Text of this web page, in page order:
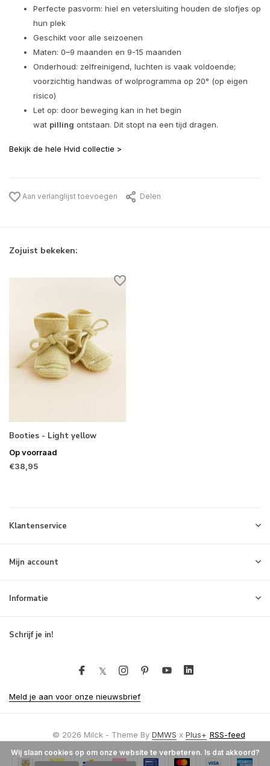
Perfecte pasvorm: hiel en vetersluiting houden de slofjes op
hun plek
Geschikt voor alle seizoenen
Maten: 0–9 maanden en 9-15 maanden
Onderhoud: zelfreinigend, luchten is vaak voldoende;
voorzichtig handwas of wolprogramma op 20° (op eigen
risico)
Let op: door beweging kan in het begin
wat pilling ontstaan. Dit stopt na een tijd dragen.
Bekijk de hele Hvid collectie >
Aan verlanglijst toevoegen Delen
Zojuist bekeken:
Booties - Light yellow
Op voorraad
€38,95
Klantenservice
Mijn account
Informatie
Schrijf je in!
Meld je aan voor onze nieuwsbrief
© 2026 Milck - Theme By DMWS x Plus+ RSS-feed
Wij slaan cookies op om onze website te verbeteren. Is dat akkoord?